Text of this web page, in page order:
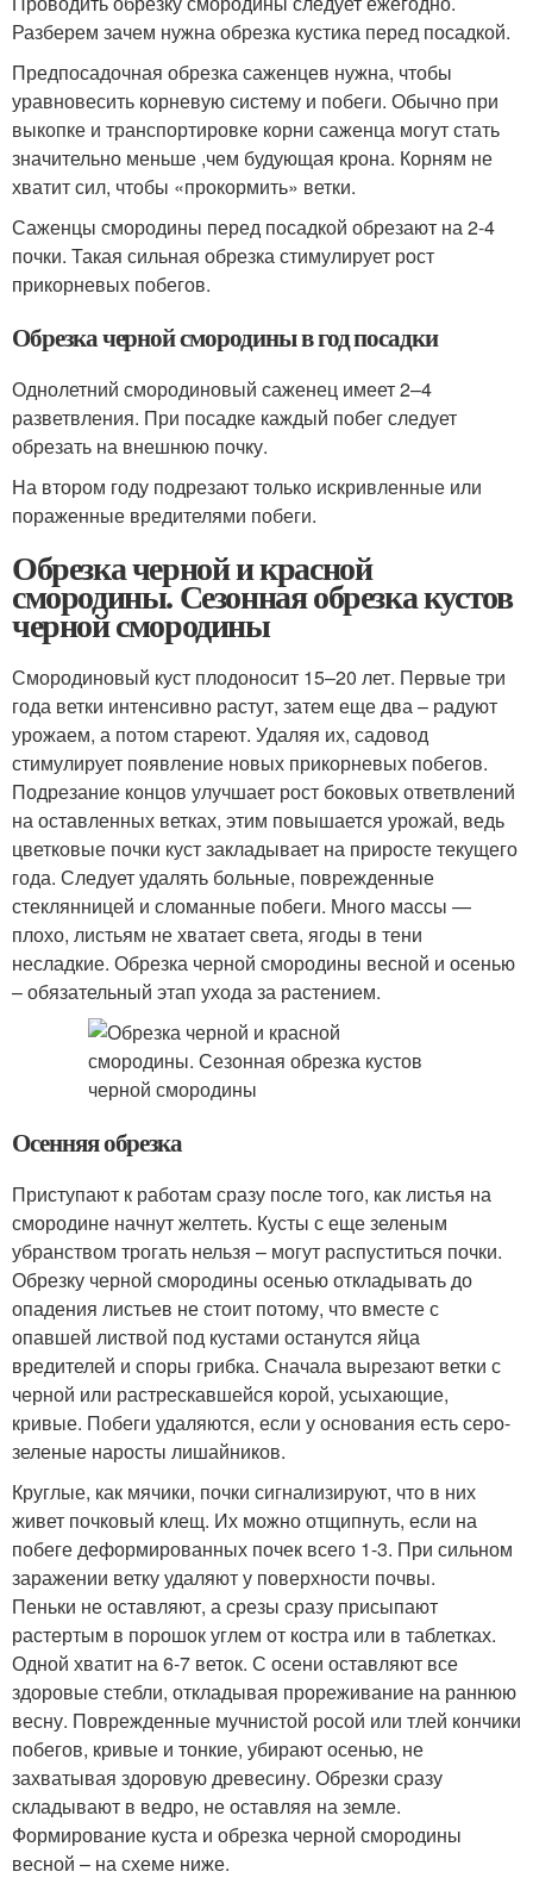
Разберем зачем нужна обрезка кустика перед посадкой.
Предпосадочная обрезка саженцев нужна, чтобы
уравновесить корневую систему и побеги. Обычно при
выкопке и транспортировке корни саженца могут стать
значительно меньше ,чем будующая крона. Корням не
хватит сил, чтобы «прокормить» ветки.
Саженцы смородины перед посадкой обрезают на 2-4
почки. Такая сильная обрезка стимулирует рост
прикорневых побегов.
Обрезка черной смородины в год посадки
Однолетний смородиновый саженец имеет 2–4
разветвления. При посадке каждый побег следует
обрезать на внешнюю почку.
На втором году подрезают только искривленные или
пораженные вредителями побеги.
Обрезка черной и красной
смородины. Сезонная обрезка кустов
черной смородины
Смородиновый куст плодоносит 15–20 лет. Первые три
года ветки интенсивно растут, затем еще два – радуют
урожаем, а потом стареют. Удаляя их, садовод
стимулирует появление новых прикорневых побегов.
Подрезание концов улучшает рост боковых ответвлений
на оставленных ветках, этим повышается урожай, ведь
цветковые почки куст закладывает на приросте текущего
года. Следует удалять больные, поврежденные
стеклянницей и сломанные побеги. Много массы —
плохо, листьям не хватает света, ягоды в тени
несладкие. Обрезка черной смородины весной и осенью
– обязательный этап ухода за растением.
Осенняя обрезка
Приступают к работам сразу после того, как листья на
смородине начнут желтеть. Кусты с еще зеленым
убранством трогать нельзя – могут распуститься почки.
Обрезку черной смородины осенью откладывать до
опадения листьев не стоит потому, что вместе с
опавшей листвой под кустами останутся яйца
вредителей и споры грибка. Сначала вырезают ветки с
черной или растрескавшейся корой, усыхающие,
кривые. Побеги удаляются, если у основания есть серо-
зеленые наросты лишайников.
Круглые, как мячики, почки сигнализируют, что в них
живет почковый клещ. Их можно отщипнуть, если на
побеге деформированных почек всего 1-3. При сильном
заражении ветку удаляют у поверхности почвы.
Пеньки не оставляют, а срезы сразу присыпают
растертым в порошок углем от костра или в таблетках.
Одной хватит на 6-7 веток. С осени оставляют все
здоровые стебли, откладывая прореживание на раннюю
весну. Поврежденные мучнистой росой или тлей кончики
побегов, кривые и тонкие, убирают осенью, не
захватывая здоровую древесину. Обрезки сразу
складывают в ведро, не оставляя на земле.
Формирование куста и обрезка черной смородины
весной – на схеме ниже.